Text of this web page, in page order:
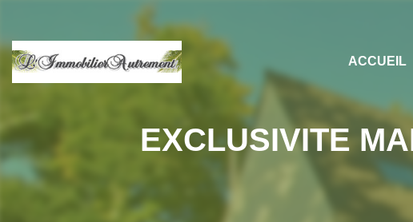
ACCUEIL
EXCLUSIVITE